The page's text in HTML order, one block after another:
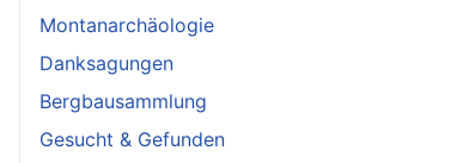
Montanarchäologie
Danksagungen
Bergbausammlung
Gesucht & Gefunden